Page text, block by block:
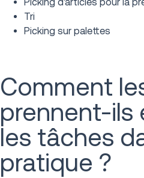
Tri
Picking sur palettes
Comment
prennent-ils
les tâches
pratique ?